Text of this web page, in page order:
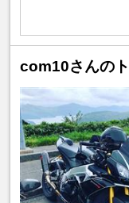
com10さんの